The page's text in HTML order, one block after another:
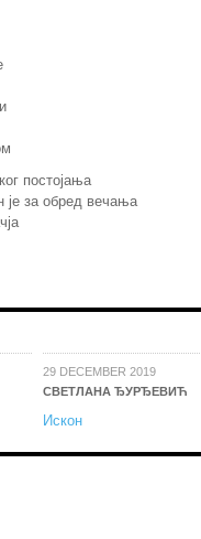
постојања
је за обред вечања
29 DECEMBER 2019
СВЕТЛАНА ЂУРЂЕВИЋ
Искон